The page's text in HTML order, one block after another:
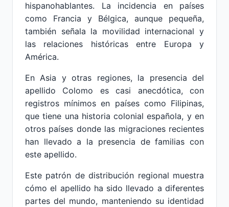
hispanohablantes. La incidencia en países
como Francia y Bélgica, aunque pequeña,
también señala la movilidad internacional y
las relaciones históricas entre Europa y
América.
En Asia y otras regiones, la presencia del
apellido Colomo es casi anecdótica, con
registros mínimos en países como Filipinas,
que tiene una historia colonial española, y en
otros países donde las migraciones recientes
han llevado a la presencia de familias con
este apellido.
Este patrón de distribución regional muestra
cómo el apellido ha sido llevado a diferentes
partes del mundo, manteniendo su identidad